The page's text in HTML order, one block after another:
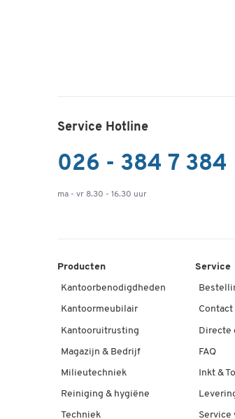
Service Hotline
026 - 384 7 384
ma - vr 8.30 - 16.30 uur
Producten
Kantoorbenodigdheden
Kantoormeubilair
Kantooruitrusting
Magazijn & Bedrijf
Milieutechniek
Reiniging & hygiëne
Techniek
Service
Contact
Directe
FAQ
Inkt &
Service